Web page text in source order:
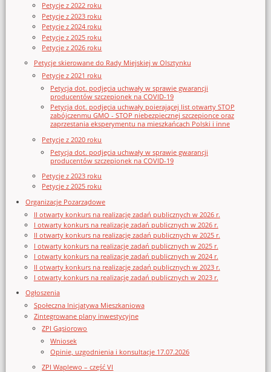
Petycje z 2022 roku
Petycje z 2023 roku
Petycje z 2024 roku
Petycje z 2025 roku
Petycje z 2026 roku
Petycje skierowane do Rady Miejskiej w Olsztynku
Petycje z 2021 roku
Petycja dot. podjęcia uchwały w sprawie gwarancji
producentów szczepionek na COVID-19
Petycja dot. podjęcia uchwały poierającej list otwarty STOP
zabójczenmu GMO - STOP niebezpiecznej szczepionce oraz
zaprzestania eksperymentu na mieszkańcach Polski i inne
Petycje z 2020 roku
Petycja dot. podjęcia uchwały w sprawie gwarancji
producentów szczepionek na COVID-19
Petycje z 2023 roku
Petycje z 2025 roku
Organizacje Pozarządowe
II otwarty konkurs na realizację zadań publicznych w 2026 r.
I otwarty konkurs na realizację zadań publicznych w 2026 r.
II otwarty konkurs na realizację zadań publicznych w 2025 r.
I otwarty konkurs na realizację zadań publicznych w 2025 r.
I otwarty konkurs na realizację zadań publicznych w 2024 r.
II otwarty konkurs na realizację zadań publicznych w 2023 r.
I otwarty konkurs na realizację zadań publicznych w 2023 r.
Ogłoszenia
Społeczna Inicjatywa Mieszkaniowa
Zintegrowane plany inwestycyjne
ZPI Gąsiorowo
Wniosek
Opinie, uzgodnienia i konsultacje 17.07.2026
ZPI Waplewo – część VI